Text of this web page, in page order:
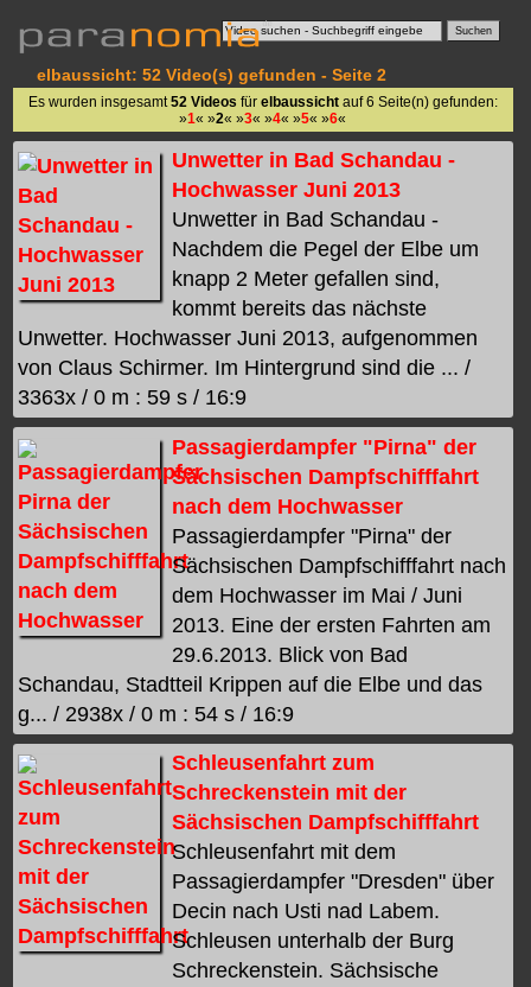
elbaussicht: 52 Video(s) gefunden - Seite 2
Es wurden insgesamt 52 Videos für elbaussichtauf 6 Seite(n) gefunden:
»1« »2« »3« »4« »5« »6«
Unwetter in Bad Schandau -
Hochwasser Juni 2013
Unwetter in Bad Schandau -
Nachdem die Pegel der Elbe um
knapp 2 Meter gefallen sind,
kommt bereits das nächste
Unwetter. Hochwasser Juni 2013, aufgenommen
von Claus Schirmer. Im Hintergrund sind die ... /
3363x / 0 m : 59 s / 16:9
Passagierdampfer "Pirna" der
Sächsischen Dampfschifffahrt
nach dem Hochwasser
Passagierdampfer "Pirna" der
Sächsischen Dampfschifffahrt nach
dem Hochwasser im Mai / Juni
2013. Eine der ersten Fahrten am
29.6.2013. Blick von Bad
Schandau, Stadtteil Krippen auf die Elbe und das
g... / 2938x / 0 m : 54 s / 16:9
Schleusenfahrt zum
Schreckenstein mit der
Sächsischen Dampfschifffahrt
Schleusenfahrt mit dem
Passagierdampfer "Dresden" über
Decin nach Usti nad Labem.
Schleusen unterhalb der Burg
Schreckenstein. Sächsische